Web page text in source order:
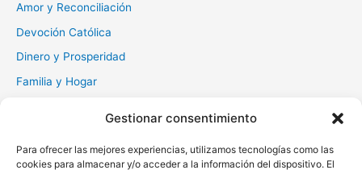
Gestionar consentimiento
Para ofrecer las mejores experiencias, utilizamos tecnologías como las
cookies para almacenar y/o acceder a la información del dispositivo. El
Amor y Reconciliación
Devoción Católica
Dinero y Prosperidad
Familia y Hogar
Muerte y Difuntos